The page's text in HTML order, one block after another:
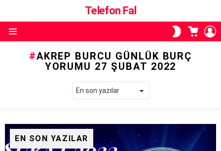
Telefon Fal
SKIN
ANAHTARI
SEPETI
AKREP BURCU GÜNLÜK BURÇ
YORUMU 27 ŞUBAT 2022
EN SON YAZILAR